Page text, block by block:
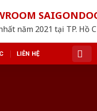
năm 2021 tại TP. Hồ
LIÊN HỆ